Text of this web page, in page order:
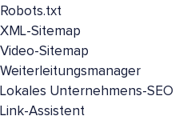
Robots.txt
XML-Sitemap
Video-Sitemap
Weiterleitungsmanager
Lokales Unternehmens-SEO
Link-Assistent